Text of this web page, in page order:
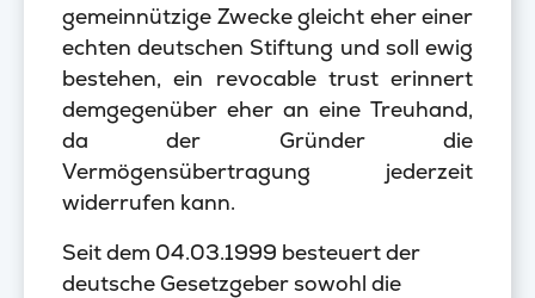
gemeinnützige Zwecke gleicht eher einer
echten deutschen Stiftung und soll ewig
bestehen, ein revocable trust erinnert
demgegenüber eher an eine Treuhand,
da der Gründer die
Vermögensübertragung jederzeit
widerrufen kann.
Seit dem 04.03.1999 besteuert der
deutsche Gesetzgeber sowohl die